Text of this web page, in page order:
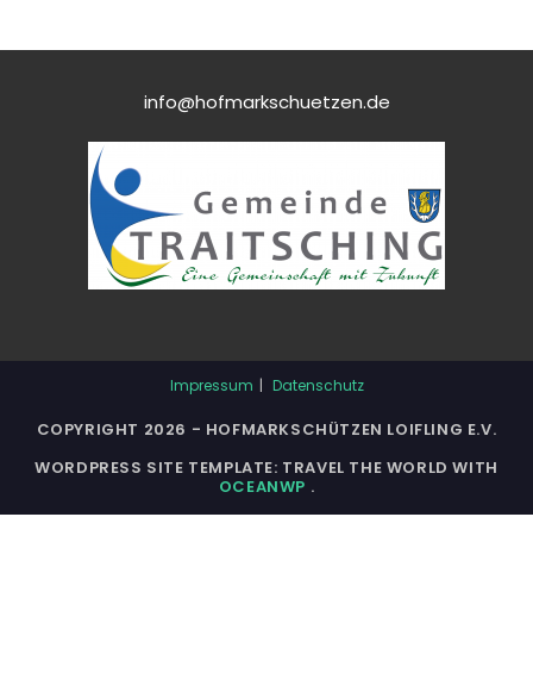
info@hofmarkschuetzen.de
Impressum Datenschutz
COPYRIGHT 2026 - HOFMARKSCHÜTZEN LOIFLING E.V.
WORDPRESS SITE TEMPLATE: TRAVEL THE WORLD WITH
OCEANWP .